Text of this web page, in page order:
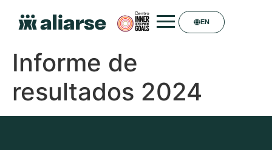
EN
Informe de
resultados 2024